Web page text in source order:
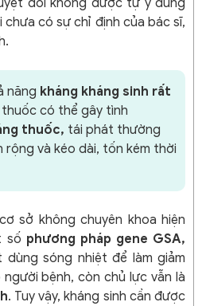
có sự chỉ định của bác sĩ,
năng kháng kháng sinh rất
có thể gây tình
thuốc, tái phát thường
và kéo dài, tốn kém thời
sở không chuyên khoa hiện
số phương pháp gene GSA,
dùng sóng nhiệt để làm giảm
bệnh, còn chủ lực vẫn là
. Tuy vậy, kháng sinh cần được